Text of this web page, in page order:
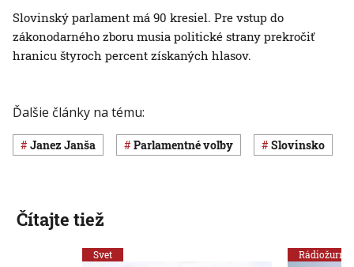
Slovinský parlament má 90 kresiel. Pre vstup do
zákonodarného zboru musia politické strany prekročiť
hranicu štyroch percent získaných hlasov.
Ďalšie články na tému:
Janez Janša parlamentné voľby Slovinsko
Čítajte tiež
Svet Rádiožurnál